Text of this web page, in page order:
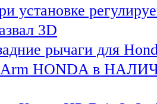
установке
3D
рычаги для
Arm HONDA в